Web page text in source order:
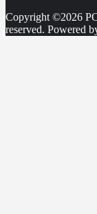
Copyright ©2026
reserved. Powered